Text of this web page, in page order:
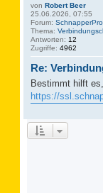
von Robert Beer
25.06.2026, 07:55
Forum: SchnapperPro
Thema:
Antworten: 12
Zugriffe: 4962
Re:
Bestimmt hilft
https://